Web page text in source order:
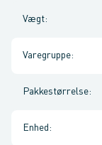
Vægt:
Varegruppe:
Pakkestørrelse:
Enhed :